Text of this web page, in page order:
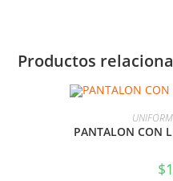
Productos
PANTALON CON
$